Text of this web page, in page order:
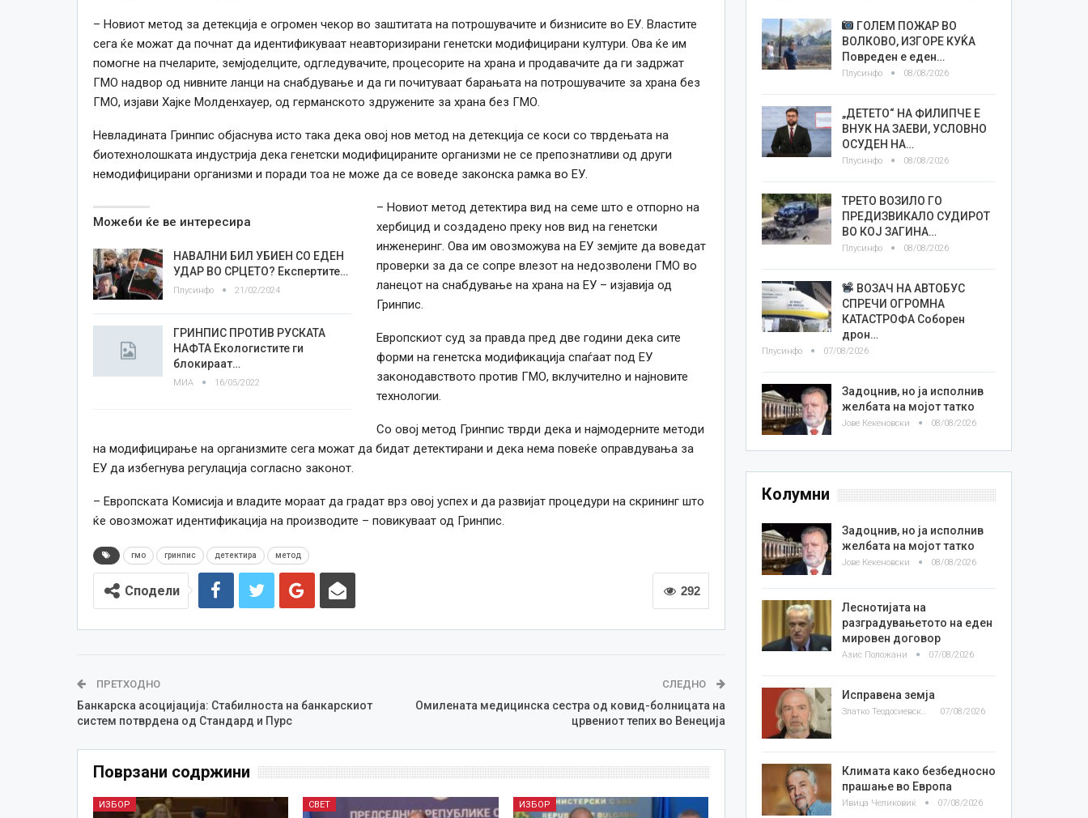
– Новиот метод за детекција е огромен чекор во заштитата на потрошувачите и бизнисите во ЕУ. Властите
сега ќе можат да почнат да идентификуваат неавторизирани генетски модифицирани култури. Ова ќе им
помогне на пчеларите, земјоделците, одгледувачите, процесорите на храна и продавачите да ги задржат
ГМО надвор од нивните ланци на снабдување и да ги почитуваат барањата на потрошувачите за храна без
ГМО, изјави Хајке Молденхауер, од германското здружените за храна без ГМО.
Невладината Гринпис објаснува исто така дека овој нов метод на детекција се коси со тврдењата на
биотехнолошката индустрија дека генетски модифицираните организми не се препознатливи од други
немодифицирани организми и поради тоа не може да се воведе законска рамка во ЕУ.
Можеби ќе ве интересира
НАВАЛНИ БИЛ УБИЕН СО ЕДЕН
УДАР ВО СРЦЕТО? Експертите…
Плусинфо 21/02/2024
ГРИНПИС ПРОТИВ РУСКАТА
НАФТА Екологистите ги
блокираат…
МИА 16/05/2022
– Новиот метод детектира вид на семе што е отпорно на
хербицид и создадено преку нов вид на генетски
инженеринг. Ова им овозможува на ЕУ земјите да воведат
проверки за да се сопре влезот на недозволени ГМО во
ланецот на снабдување на храна на ЕУ – изјавија од
Гринпис.
Европскиот суд за правда пред две години дека сите
форми на генетска модификација спаѓаат под ЕУ
законодавството против ГМО, вклучително и најновите
технологии.
Со овој метод Гринпис тврди дека и најмодерните методи
на модифицирање на организмите сега можат да бидат детектирани и дека нема повеќе оправдувања за
ЕУ да избегнува регулација согласно законот.
– Европската Комисија и владите мораат да градат врз овој успех и да развијат процедури на скрининг што
ќе овозможат идентификација на производите – повикуваат од Гринпис.
гмо гринпис детектира метод
292
Сподели
ПРЕТХОДНО
Банкарска асоцијација: Стабилноста на банкарскиот
систем потврдена од Стандард и Пурс
СЛЕДНО
Омилената медицинска сестра од ковид-болницата на
црвениот тепих во Венеција
Поврзани содржини
ИЗБОР СВЕТ ИЗБОР
ГОЛЕМ ПОЖАР ВО
ВОЛКОВО, ИЗГОРЕ КУЌА
Повреден е еден…
Плусинфо 08/08/2026
„ДЕТЕТО“ НА ФИЛИПЧЕ Е
ВНУК НА ЗАЕВИ, УСЛОВНО
ОСУДЕН НА…
Плусинфо 08/08/2026
ТРЕТО ВОЗИЛО ГО
ПРЕДИЗВИКАЛО СУДИРОТ
ВО КОЈ ЗАГИНА…
Плусинфо 08/08/2026
ВОЗАЧ НА АВТОБУС
СПРЕЧИ ОГРОМНА
КАТАСТРОФА Соборен
дрон…
Плусинфо 07/08/2026
Задоцнив, но ја исполнив
желбата на мојот татко
Јове Кекеновски 08/08/2026
Колумни
Задоцнив, но ја исполнив
желбата на мојот татко
Јове Кекеновски 08/08/2026
Леснотијата на
разградувањетото на еден
мировен договор
Азис Положани 07/08/2026
Исправена земја
Златко Теодосиевски 07/08/2026
Климата како безбедносно
прашање во Европа
Ивица Челиковиќ 07/08/2026